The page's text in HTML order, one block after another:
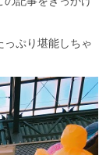
っぷり堪能しちゃ